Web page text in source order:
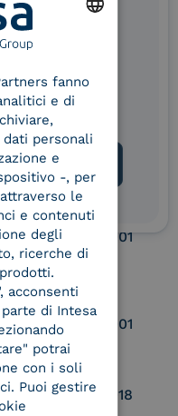
Qualified Trust
Service Provider for
Remote Qualified
Seal Creation
Service Provider e
Aggregatore CIE
UNI EN ISO 37001
UNI EN ISO 27001
UNI EN ISO 27018
Inoltrando il
e compreso le
.
ITALIAN
fanno
e di
personali
e
-, per
le
e contenuti
degli
ricerche di
acconsenti
di Intesa
potrai
con i soli
Puoi gestire